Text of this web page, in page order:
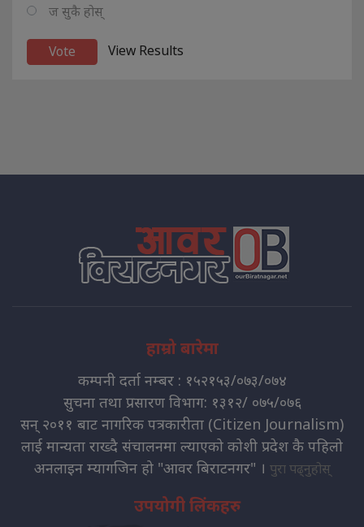
ज सुकै होस्
View Results
हाम्रो बारेमा
कम्पनी दर्ता नम्बर : १५२१५३/०७३/०७४
सुचना तथा प्रसारण विभाग: १३१२/ ०७५/०७६
सन् २०११ बाट नागरिक पत्रकारीता (Citizen Journalism)
लाई मान्यता राख्दै संचालनमा ल्याएको कोशी प्रदेश कै पहिलो
अनलाइन म्यागजिन हो "आवर बिराटनगर" । पुरा पढ्नुहोस्
उपयोगी लिंकहरु